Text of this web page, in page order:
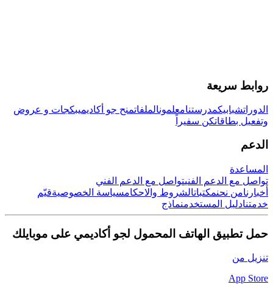
روابط سريعة
الدوراتشبابيكمدرستنامعلمونالملفاتمنح جو أكاديميبكجات و عروض
وتفعيل بطاقاتكن سفيراً
الدعم
المساعدة
تواصل مع الدعم الفنيتواصل مع الدعم الفني
أخبارنامن نحنمكتباتالشروط والاحكامسياسة الخصوصيةقيّم
خدمتنادليل المستخدمنماذج
حمل تطبيق الهاتف المحمول لجو أكاديمي على موبايلك
تنزيل من
App Store